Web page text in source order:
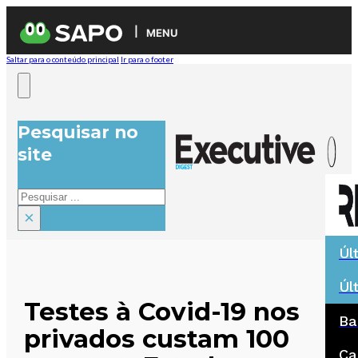
MENU
Saltar para o conteúdo principal Ir para o footer
Pesquisar no
site
Pesquisar
×
Testes à Covid-19 nos
privados custam 100